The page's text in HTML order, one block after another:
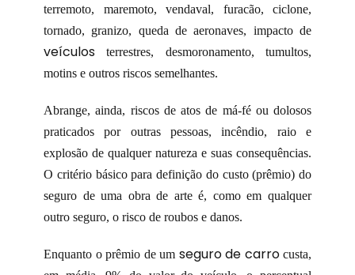
terremoto, maremoto, vendaval, furacão, ciclone,
tornado, granizo, queda de aeronaves, impacto de
veículos terrestres, desmoronamento, tumultos,
motins e outros riscos semelhantes.
Abrange, ainda, riscos de atos de má-fé ou dolosos
praticados por outras pessoas, incêndio, raio e
explosão de qualquer natureza e suas consequências.
O critério básico para definição do custo (prêmio) do
seguro de uma obra de arte é, como em qualquer
outro seguro, o risco de roubos e danos.
Enquanto o prêmio de um seguro de carrocusta,